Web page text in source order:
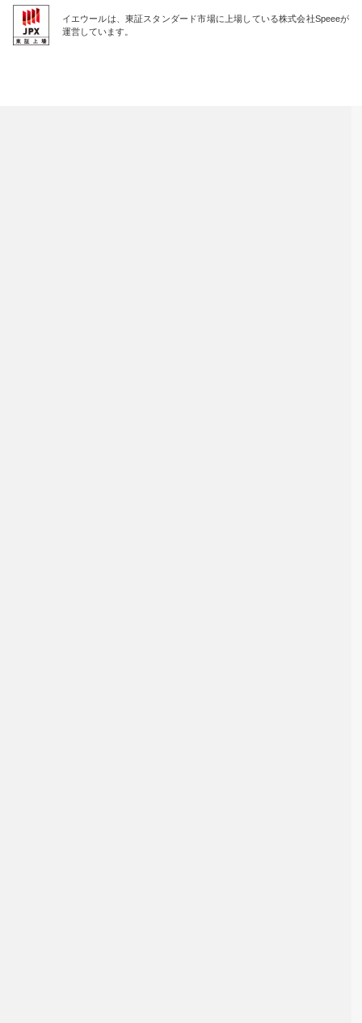
イエウールは、東証スタンダード市場に上場している株式会社Speeeが
運営しています。